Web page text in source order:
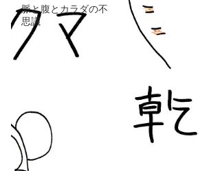
脈と腹とカラダの不
思議